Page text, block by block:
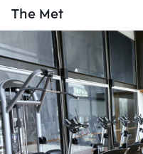
The Met